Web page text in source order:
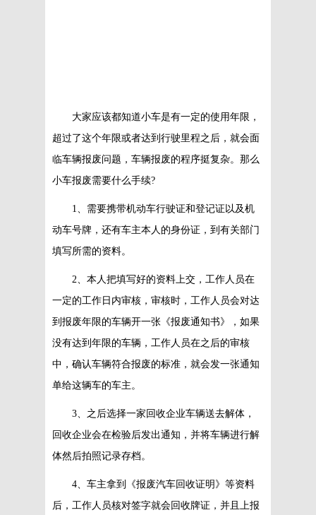
大家应该都知道小车是有一定的使用年限，
超过了这个年限或者达到行驶里程之后，就会面
临车辆报废问题，车辆报废的程序挺复杂。那么
小车报废需要什么手续?
1、需要携带机动车行驶证和登记证以及机
动车号牌，还有车主本人的身份证，到有关部门
填写所需的资料。
2、本人把填写好的资料上交，工作人员在
一定的工作日内审核，审核时，工作人员会对达
到报废年限的车辆开一张《报废通知书》，如果
没有达到年限的车辆，工作人员在之后的审核
中，确认车辆符合报废的标准，就会发一张通知
单给这辆车的车主。
3、之后选择一家回收企业车辆送去解体，
回收企业会在检验后发出通知，并将车辆进行解
体然后拍照记录存档。
4、车主拿到《报废汽车回收证明》等资料
后，工作人员核对签字就会回收牌证，并且上报